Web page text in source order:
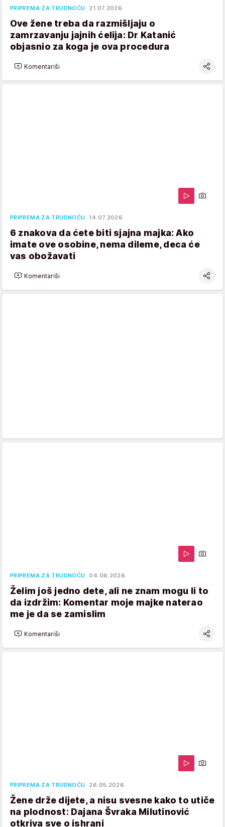
PRIPREMA ZA TRUDNOĆU 21.07.2026.
Ove žene treba da razmišljaju o
zamrzavanju jajnih ćelija: Dr Katanić
objasnio za koga je ova procedura
Komentariši
PRIPREMA ZA TRUDNOĆU 14.07.2026.
6 znakova da ćete biti sjajna majka: Ako
imate ove osobine, nema dileme, deca će
vas obožavati
Komentariši
PRIPREMA ZA TRUDNOĆU 04.06.2026.
Želim još jedno dete, ali ne znam mogu li to
da izdržim: Komentar moje majke naterao
me je da se zamislim
Komentariši
PRIPREMA ZA TRUDNOĆU 26.05.2026.
Žene drže dijete, a nisu svesne kako to utiče
na plodnost: Dajana Švraka Milutinović
otkriva sve o ishrani